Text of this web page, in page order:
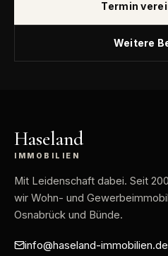
Termin
Weitere
Haseland
IMMOBILIEN
Mit Leidenschaft dabei. Seit
wir Wohn- und
Osnabrück und Bünde.
info@haseland-immobilien.de